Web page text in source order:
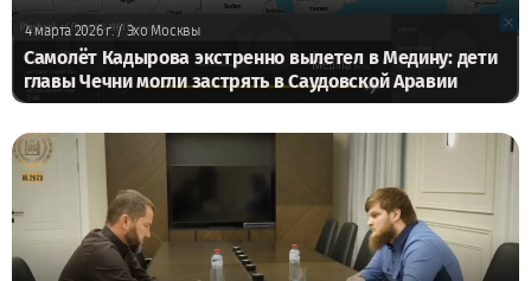
4 марта 2026 г./ Эхо Москвы
Самолёт Кадырова экстренно вылетел в Медину: дети
главы Чечни могли застрять в Саудовской Аравии